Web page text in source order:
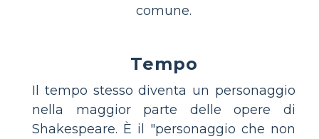
comune.
Tempo
Il tempo stesso diventa un personaggio
nella maggior parte delle opere di
Shakespeare. È il "personaggio che non